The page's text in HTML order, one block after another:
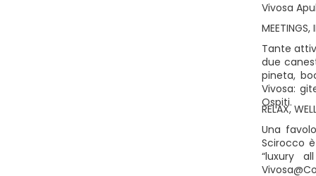
Una
Scirocco
“luxury
RELAX,
Tante
due
pineta,
Vivosa:
Ospiti.
MEETINGS,
Vivosa